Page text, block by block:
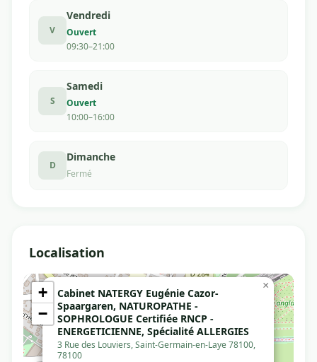
V
Vendredi
Ouvert
09:30–21:00
S
Samedi
Ouvert
10:00–16:00
D
Dimanche
Fermé
Localisation
Cabinet NATERGY Eugénie Cazor-
Spaargaren, NATUROPATHE -
SOPHROLOGUE Certifiée RNCP -
ENERGETICIENNE, Spécialité ALLERGIES
3 Rue des Louviers, Saint-Germain-en-Laye 78100,
78100
×
+
−